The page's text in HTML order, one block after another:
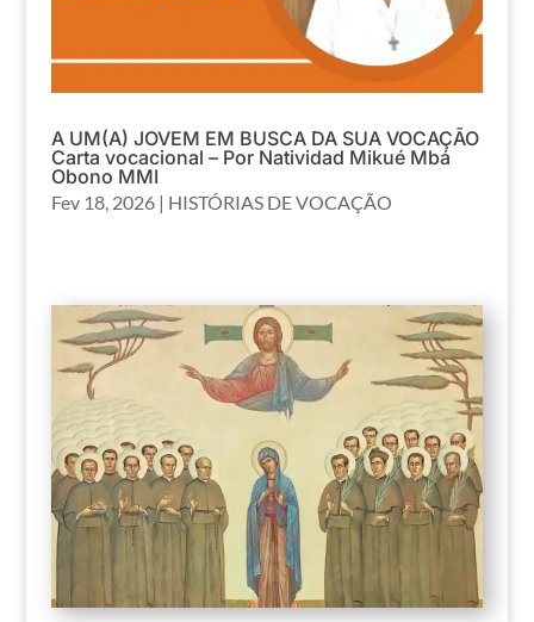
A UM(A) JOVEM EM BUSCA DA SUA VOCAÇÃO
Carta vocacional – Por Natividad Mikué Mbá
Obono MMI
Fev 18, 2026| HISTÓRIAS DE VOCAÇÃO